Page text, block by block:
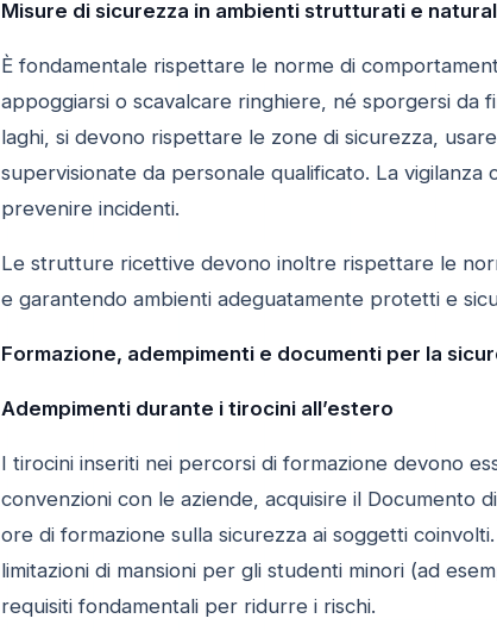
Misure di sicurezza in ambienti strutturati e
È fondamentale rispettare le norme di
appoggiarsi o scavalcare ringhiere, né sporgersi da
laghi, si devono rispettare le zone di sicurezza,
supervisionate da personale qualificato. La vigilanza
prevenire incidenti.
Le strutture ricettive devono inoltre rispettare le
e garantendo ambienti adeguatamente protetti e
Formazione, adempimenti e documenti per la
Adempimenti durante i tirocini all’estero
I tirocini inseriti nei percorsi di formazione devono
convenzioni con le aziende, acquisire il Documento
ore di formazione sulla sicurezza ai soggetti
limitazioni di mansioni per gli studenti minori (ad
requisiti fondamentali per ridurre i rischi.